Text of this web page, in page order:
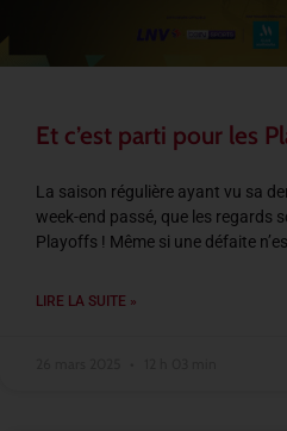
Et c’est parti pour les
La saison régulière ayant vu sa
week-end passé, que les regards
Playoffs ! Même si une défaite
LIRE LA SUITE »